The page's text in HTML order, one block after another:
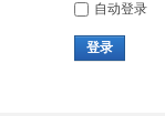
自动登录
登录